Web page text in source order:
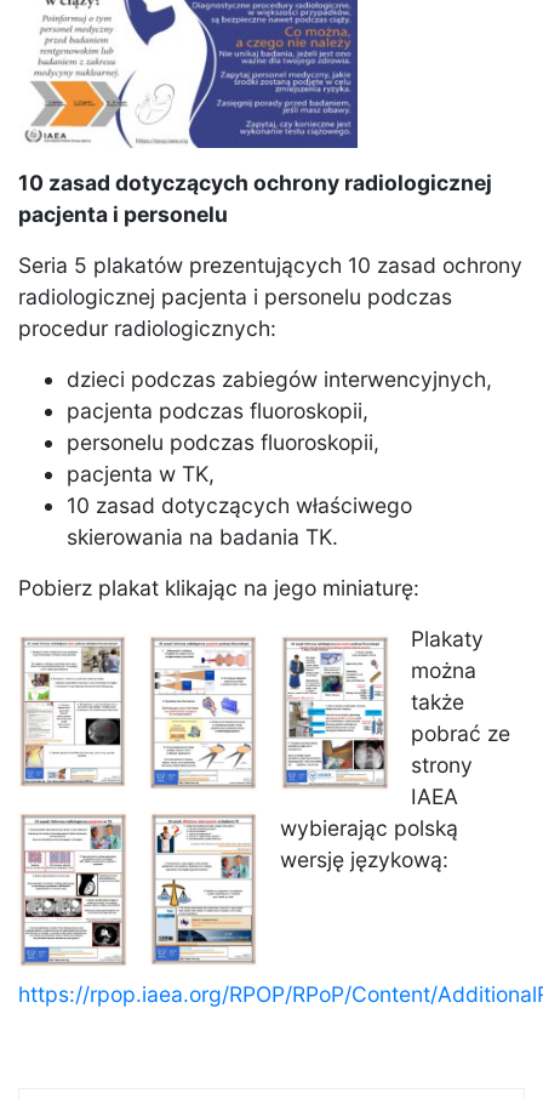
10 zasad dotyczących ochrony radiologicznej
pacjenta i personelu
Seria 5 plakatów prezentujących 10 zasad ochrony
radiologicznej pacjenta i personelu podczas
procedur radiologicznych:
dzieci podczas zabiegów interwencyjnych,
pacjenta podczas fluoroskopii,
personelu podczas fluoroskopii,
pacjenta w TK,
10 zasad dotyczących właściwego
skierowania na badania TK.
Pobierz plakat klikając na jego miniaturę:
Plakaty
można
także
pobrać ze
strony
IAEA
wybierając polską
wersję językową:
https://rpop.iaea.org/RPOP/RPoP/Content/